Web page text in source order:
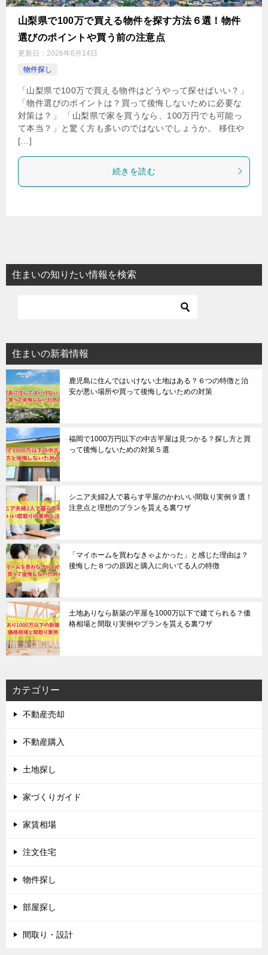
山梨県で100万で買える物件を探す方法６選！物件
選びのポイントや買う前の注意点
更新日： 2026年6月14日
物件探し
「山梨県で100万で買える物件はどうやって探せばいい？」
「物件選びのポイントは？買って後悔しないために必要な
対策は？」 「山梨県で家を買うなら、100万円でも可能っ
て本当？」と驚く方も多いのではないでしょうか。 移住や
[…]
続きを読む
住まいの知りたい情報を検索
住まいの新着情報
鹿児島に住んではいけない土地はある？６つの特徴と治
安が悪い場所や買って後悔しないための対策
福岡で1000万円以下の中古平屋は見つかる？探し方と買
って後悔しないための対策５選
シニア夫婦2人で暮らす平屋のかわいい間取り実例９選！
注意点と理想のプランを貰える裏ワザ
「マイホームを買わなきゃよかった」と感じた理由は？
後悔した８つの原因と購入に向いてる人の特徴
土地ありなら新築の平屋を1000万以下で建てられる？価
格相場と間取り実例やプランを貰える裏ワザ
カテゴリー
不動産売却
不動産購入
土地探し
家づくりガイド
家賃相場
注文住宅
物件探し
部屋探し
間取り・設計